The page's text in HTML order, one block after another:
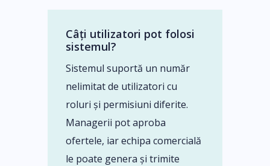
Câți utilizatori pot folosi
sistemul?
Sistemul suportă un număr
nelimitat de utilizatori cu
roluri și permisiuni diferite.
Managerii pot aproba
ofertele, iar echipa comercială
le poate genera și trimite